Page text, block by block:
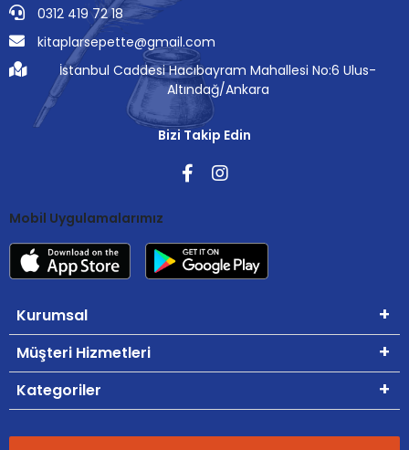
0312 419 72 18
kitaplarsepette@gmail.com
İstanbul Caddesi Hacıbayram Mahallesi No:6 Ulus-
Altındağ/Ankara
Bizi Takip Edin
Mobil Uygulamalarımız
Kurumsal
Müşteri Hizmetleri
Kategoriler